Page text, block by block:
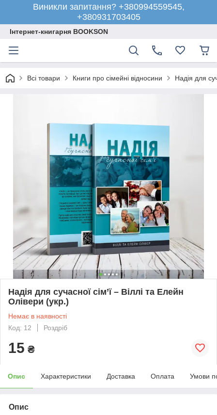
Виникли запитання? +380994559545,
+380931703405
Інтернет-книгарня BOOKSON
Всі товари Книги про сімейні відносини Надія для
Надія для сучасної сім’ї – Віллі та Елейн
Олівери (укр.)
Немає в наявності
Код: 12
Роздріб
15 ₴
Опис Характеристики Доставка Оплата Умови
Опис